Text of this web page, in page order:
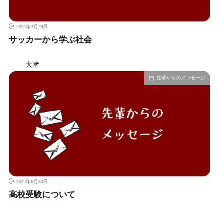
2024年3月29日
サッカーから学ぶ社会
大﨑
先輩からのメッセージ
2022年6月30日
高校受験について